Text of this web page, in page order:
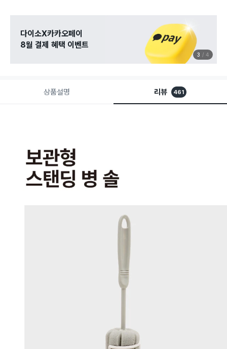
다이소X카카오페이
8월 결제 혜택 이벤트
3 4
상품설명 리뷰 461